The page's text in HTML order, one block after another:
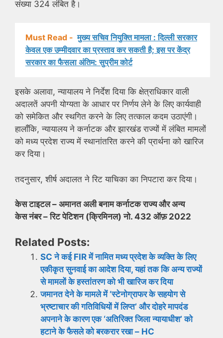
संख्या 324 लंबित है।
Must Read - मुख्य सचिव नियुक्ति मामला : दिल्ली सरकार
केवल एक उम्मीदवार का प्रस्ताव कर सकती है; इस पर केंद्र
सरकार का फैसला अंतिम: सुप्रीम कोर्ट
इसके अलावा, न्यायालय ने निर्देश दिया कि क्षेत्राधिकार वाली
अदालतें अपनी योग्यता के आधार पर निर्णय लेने के लिए कार्यवाही
को समेकित और स्थगित करने के लिए तत्काल कदम उठाएंगी।
हालाँकि, न्यायालय ने कर्नाटक और झारखंड राज्यों में लंबित मामलों
को मध्य प्रदेश राज्य में स्थानांतरित करने की प्रार्थना को खारिज
कर दिया।
तदनुसार, शीर्ष अदालत ने रिट याचिका का निपटारा कर दिया।
केस टाइटल – अमानत अली बनाम कर्नाटक राज्य और अन्य
केस नंबर – रिट पेटिशन (क्रिमिनल) नो. 432 ऑफ़ 2022
Related Posts:
SC ने कई FIR में नामित मध्य प्रदेश के व्यक्ति के लिए
एकीकृत सुनवाई का आदेश दिया, यहां तक ​​कि अन्य राज्यों
से मामलों के हस्तांतरण को भी खारिज कर दिया
जमानत देने के मामले में ‘स्टेनोग्राफर के सहयोग से
भ्रष्टाचार की गतिविधियों में लिप्त’ और दोहरे मापदंड
अपनाने के कारण एक ‘अतिरिक्त जिला न्यायाधीश’ को
हटाने के फैसले को बरकरार रखा – HC